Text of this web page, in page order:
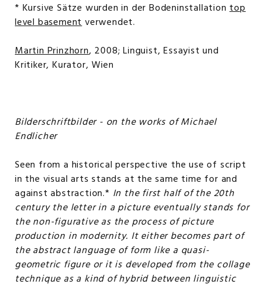
* Kursive Sätze wurden in der Bodeninstallationtop
level basementverwendet.
Martin Prinzhorn, 2008; Linguist, Essayist und
Kritiker, Kurator, Wien
Bilderschriftbilder - on the works of Michael
Endlicher
Seen from a historical perspective the use of script
in the visual arts stands at the same time for and
against abstraction.* In the first half of the 20th
century the letter in a picture eventually stands for
the non-figurative as the process of picture
production in modernity. It either becomes part of
the abstract language of form like a quasi-
geometric figure or it is developed from the collage
technique as a kind of hybrid between linguistic